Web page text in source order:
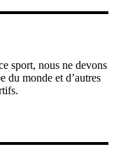
sport, nous ne devons
du monde et d’autres